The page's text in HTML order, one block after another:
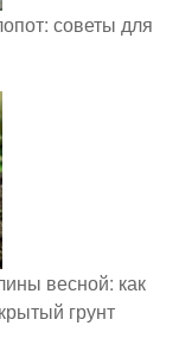
советы для
весной: как
грунт